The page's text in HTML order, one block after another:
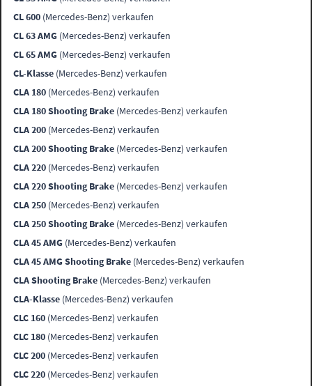
CL 600 (Mercedes-Benz) verkaufen
CL 63 AMG (Mercedes-Benz) verkaufen
CL 65 AMG (Mercedes-Benz) verkaufen
CL-Klasse (Mercedes-Benz) verkaufen
CLA 180 (Mercedes-Benz) verkaufen
CLA 180 Shooting Brake (Mercedes-Benz) verkaufen
CLA 200 (Mercedes-Benz) verkaufen
CLA 200 Shooting Brake (Mercedes-Benz) verkaufen
CLA 220 (Mercedes-Benz) verkaufen
CLA 220 Shooting Brake (Mercedes-Benz) verkaufen
CLA 250 (Mercedes-Benz) verkaufen
CLA 250 Shooting Brake (Mercedes-Benz) verkaufen
CLA 45 AMG (Mercedes-Benz) verkaufen
CLA 45 AMG Shooting Brake (Mercedes-Benz) verkaufen
CLA Shooting Brake (Mercedes-Benz) verkaufen
CLA-Klasse (Mercedes-Benz) verkaufen
CLC 160 (Mercedes-Benz) verkaufen
CLC 180 (Mercedes-Benz) verkaufen
CLC 200 (Mercedes-Benz) verkaufen
CLC 220 (Mercedes-Benz) verkaufen